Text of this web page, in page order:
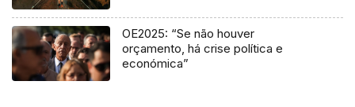
OE2025: “Se não houver
orçamento, há crise política e
económica”